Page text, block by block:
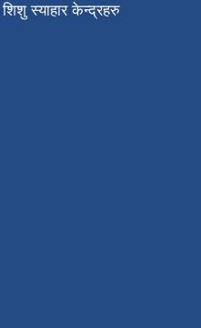
शिशु स्याहार केन्द्रहरु